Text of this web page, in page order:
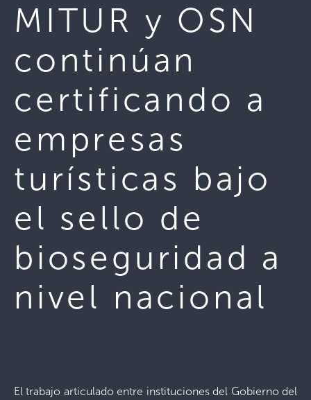
MITUR y OSN
continúan
certificando a
empresas
turísticas bajo
el sello de
bioseguridad a
nivel nacional
El trabajo articulado entre instituciones del Gobierno del